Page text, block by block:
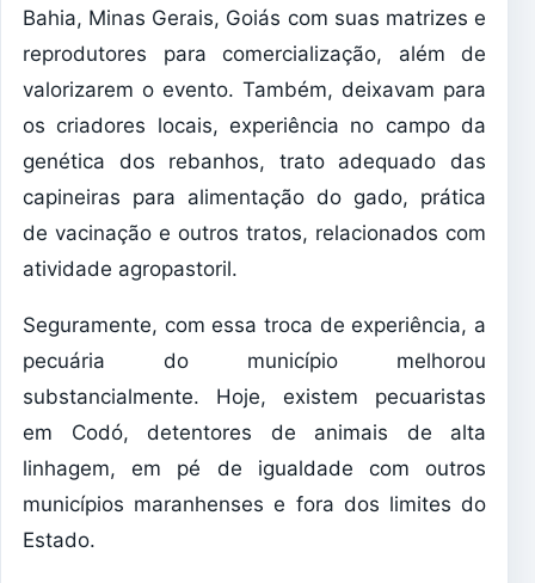
Bahia, Minas Gerais, Goiás com suas matrizes e
reprodutores para comercialização, além de
valorizarem o evento. Também, deixavam para
os criadores locais, experiência no campo da
genética dos rebanhos, trato adequado das
capineiras para alimentação do gado, prática
de vacinação e outros tratos, relacionados com
atividade agropastoril.
Seguramente, com essa troca de experiência, a
pecuária do município melhorou
substancialmente. Hoje, existem pecuaristas
em Codó, detentores de animais de alta
linhagem, em pé de igualdade com outros
municípios maranhenses e fora dos limites do
Estado.